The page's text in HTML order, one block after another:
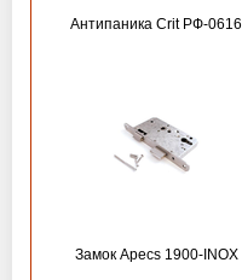
Антипаника Crit РФ-0616
Замок Apecs 1900-INOX